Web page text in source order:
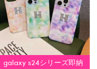
galaxy s24シリーズ即納